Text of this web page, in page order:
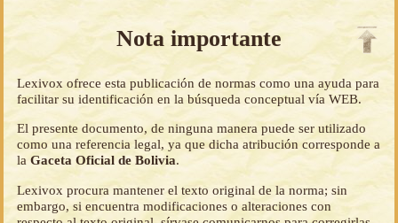
Nota importante
Lexivox ofrece esta publicación de normas como una ayuda para
facilitar su identificación en la búsqueda conceptual vía WEB.
El presente documento, de ninguna manera puede ser utilizado
como una referencia legal, ya que dicha atribución corresponde a
laGaceta Oficial de Bolivia.
Lexivox procura mantener el texto original de la norma; sin
embargo, si encuentra modificaciones o alteraciones con